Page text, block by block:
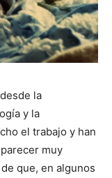
la
y la
el trabajo y han
muy
que, en algunos